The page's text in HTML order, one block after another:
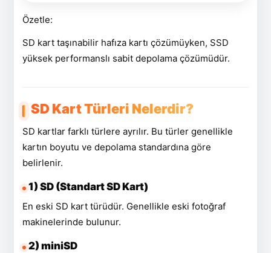
Özetle:
SD kart taşınabilir hafıza kartı çözümüyken, SSD
yüksek performanslı sabit depolama çözümüdür.
SD Kart Türleri Nelerdir?
SD kartlar farklı türlere ayrılır. Bu türler genellikle
kartın boyutu ve depolama standardına göre
belirlenir.
1) SD (Standart SD Kart)
En eski SD kart türüdür. Genellikle eski fotoğraf
makinelerinde bulunur.
2) miniSD